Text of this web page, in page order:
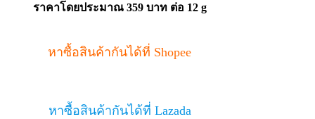
ราคาโดยประมาณ 359 บาท ต่อ 12 g
หาซื้อสินค้ากันได้ที่ Shopee
หาซื้อสินค้ากันได้ที่ Lazada